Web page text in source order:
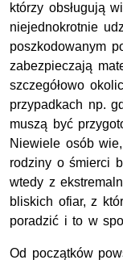
którzy obsługują
niejednokrotnie
poszkodowanym
zabezpieczają
szczegółowo
przypadkach np.
muszą być
Niewiele osób
rodziny o śmierci
wtedy z
bliskich ofiar, z
poradzić i to w
Od początków